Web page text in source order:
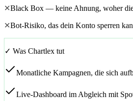
✕Black Box — keine Ahnung, woher die
✕Bot-Risiko, das dein Konto sperren
✓ Was Chartlex tut
Monatliche Kampagnen, die sich
Live-Dashboard im Abgleich mit